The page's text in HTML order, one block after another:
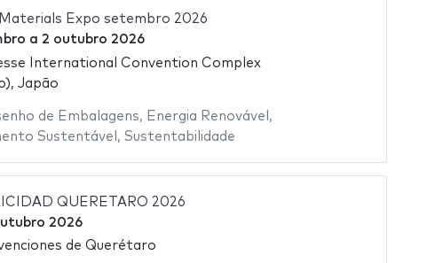
Expo setembro 2026
a 2 outubro 2026
International Convention Complex
Japão
de Embalagens, Energia Renovável ,
Sustentável , Sustentabilidade
QUERETARO 2026
2026
de Querétaro